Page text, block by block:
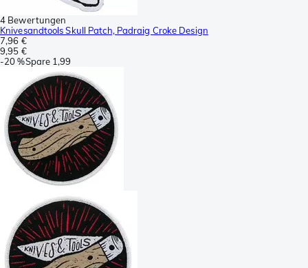
4 Bewertungen
Knivesandtools Skull Patch, Padraig Croke Design
7,96 €
9,95 €
-20 %Spare 1,99